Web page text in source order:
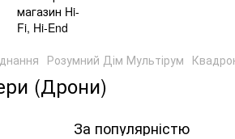
Розумний Дім Мультірум
(Дрони)
За популярністю